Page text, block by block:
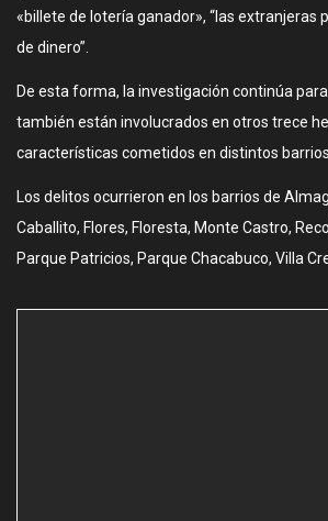
«billete de lotería ganador», “las extranjeras
de dinero”.
De esta forma, la investigación continúa
también están involucrados en otros trece
características cometidos en distintos
Los delitos ocurrieron en los barrios de
Caballito, Flores, Floresta, Monte Castro,
Parque Patricios, Parque Chacabuco, Villa